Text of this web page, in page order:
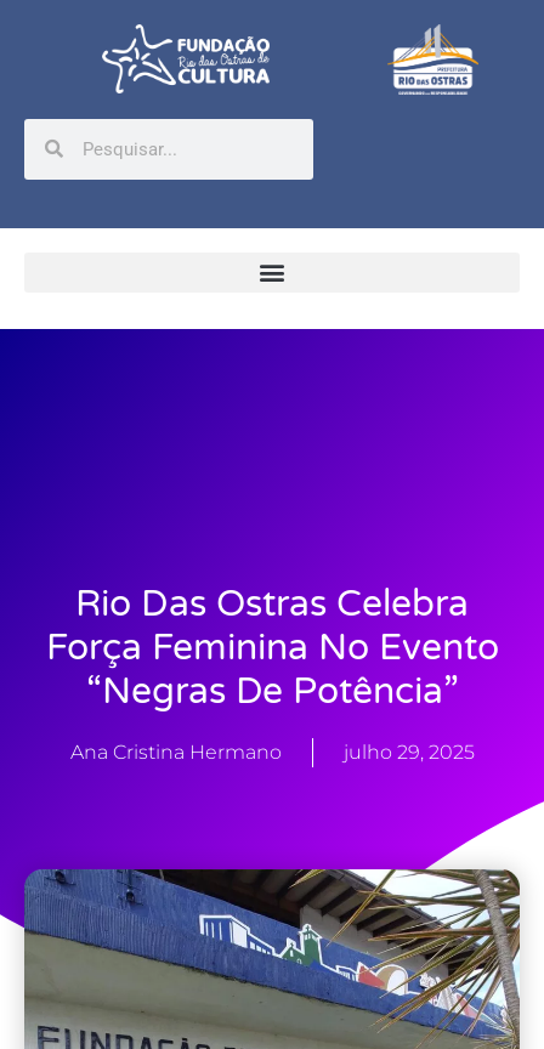
Rio Das Ostras Celebra
Força Feminina No Evento
“Negras De Potência”
Ana Cristina Hermano julho 29, 2025